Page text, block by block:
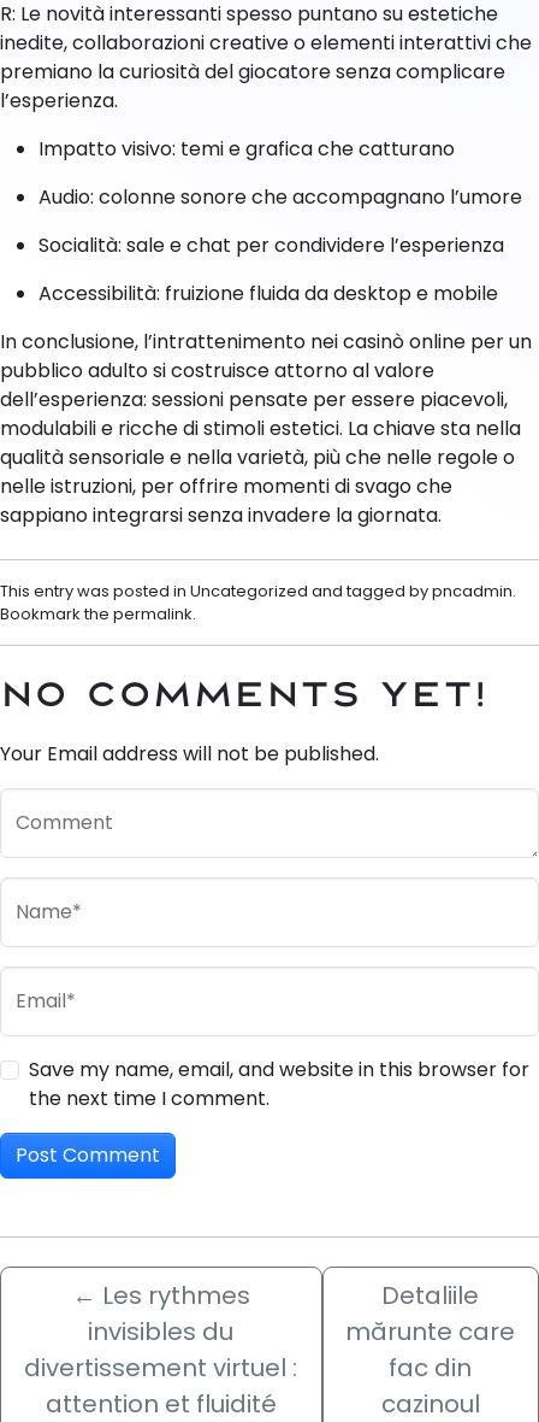
R: Le novità interessanti spesso puntano su estetiche
inedite, collaborazioni creative o elementi interattivi che
premiano la curiosità del giocatore senza complicare
l’esperienza.
Impatto visivo: temi e grafica che catturano
Audio: colonne sonore che accompagnano l’umore
Socialità: sale e chat per condividere l’esperienza
Accessibilità: fruizione fluida da desktop e mobile
In conclusione, l’intrattenimento nei casinò online per un
pubblico adulto si costruisce attorno al valore
dell’esperienza: sessioni pensate per essere piacevoli,
modulabili e ricche di stimoli estetici. La chiave sta nella
qualità sensoriale e nella varietà, più che nelle regole o
nelle istruzioni, per offrire momenti di svago che
sappiano integrarsi senza invadere la giornata.
This entry was posted in Uncategorized and tagged bypncadmin.
Bookmark the permalink.
No Comments yet!
Your Email address will not be published.
Comment
Name*
Email*
Save my name, email, and website in this browser for
the next time I comment.
← Les rythmes
invisibles du
divertissement virtuel :
attention et fluidité
Detaliile
mărunte care
fac din
cazinoul